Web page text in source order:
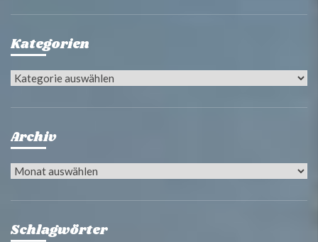
Kategorien
Kategorien
Archiv
Archiv
Schlagwörter